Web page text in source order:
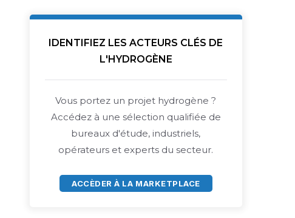
IDENTIFIEZ LES ACTEURS CLÉS DE
L'HYDROGÈNE
Vous portez un projet hydrogène ?
Accédez à une sélection qualifiée de
bureaux d'étude, industriels,
opérateurs et experts du secteur.
ACCÈDER À LA MARKETPLACE